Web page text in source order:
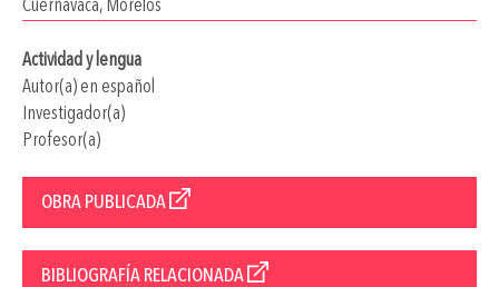
Cuernavaca, Morelos
Actividad y lengua
Autor(a) en español
Investigador(a)
Profesor(a)
OBRA PUBLICADA
BIBLIOGRAFÍA RELACIONADA